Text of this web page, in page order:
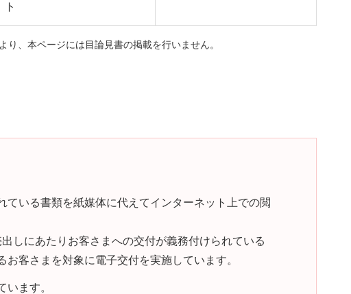
ト
、本ページには目論見書の掲載を行いません。
いる書類を紙媒体に代えてインターネット上での閲
しにあたりお客さまへの交付が義務付けられている
客さまを対象に電子交付を実施しています。
ます。